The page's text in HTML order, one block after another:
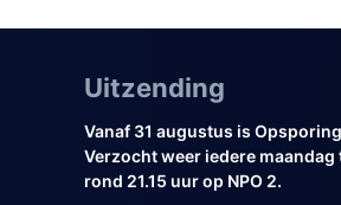
Uitzending
Vanaf 31 augustus is Opsporing
Verzocht weer iedere maandag
rond 21.15 uur op NPO 2.